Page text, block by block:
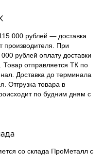
000 рублей — доставка
производителя. При
рублей оплату доставки
Товар отправляется ТК по
Доставка до терминала
Отгрузка товара в
по будним дням с
со склада ПроМеталл с